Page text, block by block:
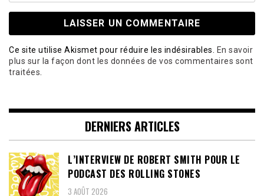
Ce site utilise Akismet pour réduire les indésirables. En savoir
plus sur la façon dont les données de vos commentaires sont
traitées.
DERNIERS ARTICLES
L’INTERVIEW DE ROBERT SMITH POUR LE
PODCAST DES ROLLING STONES
3 AOÛT 2026